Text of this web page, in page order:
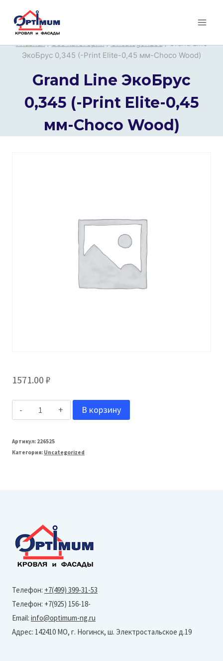
Перейти
Главная / Все категории / Uncategorized / Grand Line
ЭкоБрус 0,345 (-Print Elite-0,45 мм-Choco Wood)
Grand Line ЭкоБрус
0,345 (-Print Elite-0,45
мм-Choco Wood)
1571.00 ₽
Количество
Grand
Line
Elite-
0,45
мм-
Wood)
В корзину
Артикул: 226525
Категория: Uncategorized
Телефон: +7(499) 399-31-53
Телефон: +7(925) 156-18-
Email: info@optimum-ng.ru
Адрес: 142410 МО, г. Ногинск, ш. Электростальское д.19